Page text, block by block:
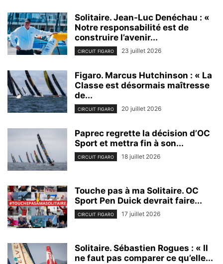
Solitaire. Jean-Luc Denéchau : «
Notre responsabilité est de
construire l’avenir...
CIRCUIT FIGARO 23 juillet 2026
Figaro. Marcus Hutchinson : « La
Classe est désormais maîtresse
de...
CIRCUIT FIGARO 20 juillet 2026
Paprec regrette la décision d’OC
Sport et mettra fin à son...
CIRCUIT FIGARO 18 juillet 2026
Touche pas à ma Solitaire. OC
Sport Pen Duick devrait faire...
CIRCUIT FIGARO 17 juillet 2026
Solitaire. Sébastien Rogues : « Il
ne faut pas comparer ce qu’elle...